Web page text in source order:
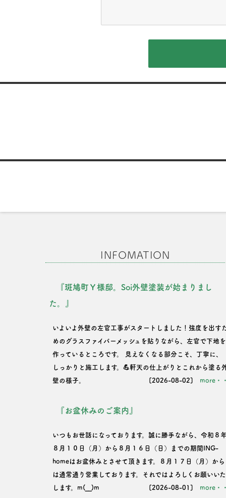
INFOMATION
『斑鳩町Ｙ様邸。Soi外壁塗装が始まりまし
た。』
いよいよ外壁の左官工事がスタートしました！強度を出す
めのグラスファイバーメッシュを貼りながら、左官で下地を
作っているところです。 見えなくなる部分こそ、丁寧に、
しっかりと施工します。💪軒天の仕上がりとこれから塗る
壁の様子。
[2026-08-02] more・
『お盆休みのご案内』
いつもお世話になっております。誠に勝手ながら、令和８
８月１０日（月）から８月１６日（日）までの期間ING-
homeはお盆休みとさせて頂きます。８月１７日（月）から
は通常通り営業しております。それではよろしくお願いいた
します。m(__)m
[2026-08-01] more・